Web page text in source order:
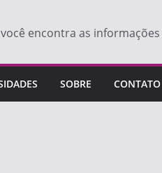
encontra as
SOBRE CONTATO